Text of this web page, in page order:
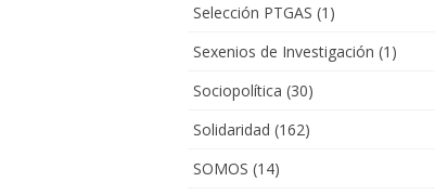
Selección PTGAS (1)
Sexenios de Investigación (1)
Sociopolítica (30)
Solidaridad (162)
SOMOS (14)